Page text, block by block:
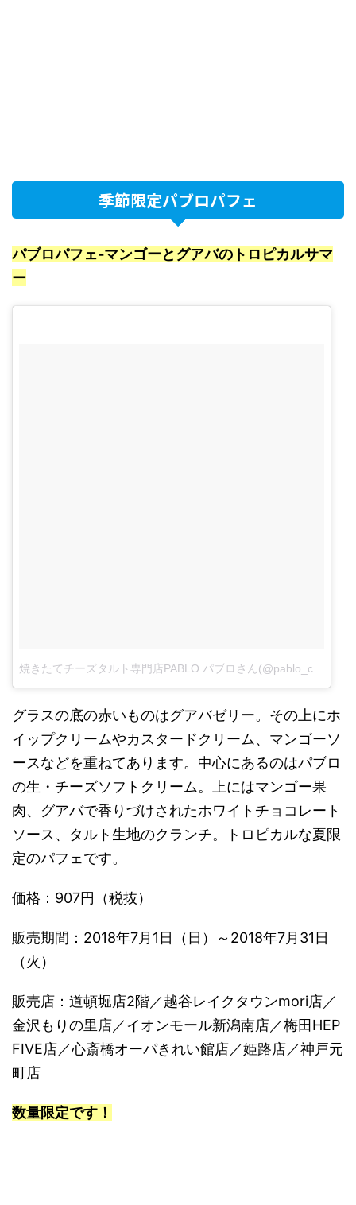
季節限定パブロパフェ
パブロパフェ‐マンゴーとグアバのトロピカルサマ
ー
グラスの底の赤いものはグアバゼリー。その上にホ
イップクリームやカスタードクリーム、マンゴーソ
ースなどを重ねてあります。中心にあるのはパブロ
の生・チーズソフトクリーム。上にはマンゴー果
肉、グアバで香りづけされたホワイトチョコレート
ソース、タルト生地のクランチ。トロピカルな夏限
定のパフェです。
価格：907円（税抜）
販売期間：2018年7月1日（日）～2018年7月31日
（火）
販売店：道頓堀店2階／越谷レイクタウンmori店／
金沢もりの里店／イオンモール新潟南店／梅田HEP
FIVE店／心斎橋オーパきれい館店／姫路店／神戸元
町店
数量限定です！